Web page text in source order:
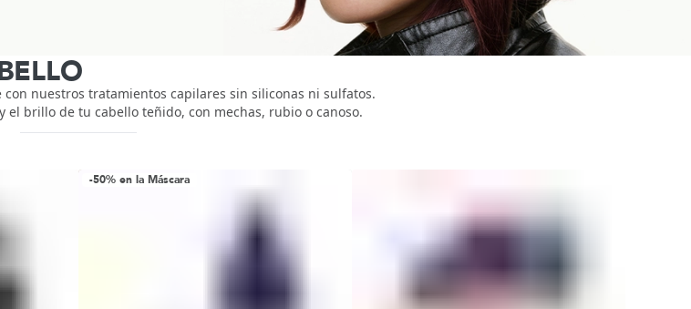
con nuestros tratamientos capilares sin siliconas ni sulfatos.
el brillo de tu cabello teñido, con mechas, rubio o canoso.
-50% en la Máscara